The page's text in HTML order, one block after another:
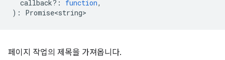
callback? : function,
) : Promise<string>
페이지 작업의 제목을 가져옵니다.